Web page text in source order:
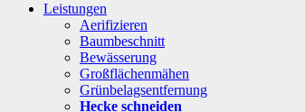
Leistungen
Aerifizieren
Baumbeschnitt
Bewässerung
Großflächenmähen
Grünbelagsentfernung
Hecke schneiden